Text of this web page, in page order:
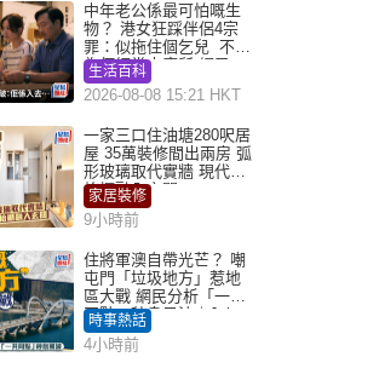
中年老公係最可怕嘅生
物？ 港女狂踩伴侶4宗
罪：似拖住個乞兒 不解
為何經常去廁所 網民一
語道破
生活百科
2026-08-08 15:21 HKT
一家三口住油塘280呎居
屋 35萬裝修間出兩房 弧
形玻璃取代實牆 現代神
枱櫃融入玄關
家居裝修
9小時前
住將軍澳自帶光芒？ 嘲
屯門「垃圾地方」惹地
區大戰 網民分析「一共
同點」秒息風波｜Juicy
叮
時事熱話
4小時前